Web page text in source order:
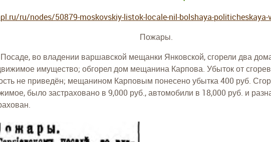
ru/nodes/50879-moskovskiy-listok-locale-nil-bolshaya-politicheskaya-
Пожары.
во владении варшавской мещанки Янковской, сгорели два
имущество; обгорел дом мещанина Карпова. Убыток от
не приведён; мещанином Карповым понесено убытка 400 руб.
было застраховано в 9,000 руб., автомобили в 18,000 руб. и